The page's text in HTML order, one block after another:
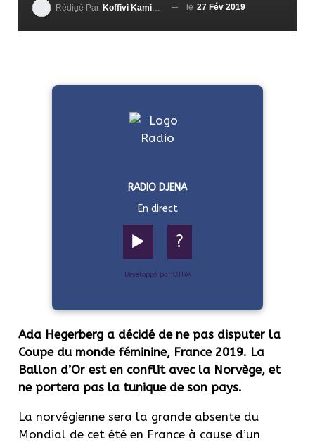
Rédigé Par Koffivi Kami AGBETOU le 27 Fév 2019
RADIO DJENA
En direct
▶️ ?
Développé par OTIYA
Ada Hegerberg a décidé de ne pas disputer la
Coupe du monde féminine, France 2019. La
Ballon d’Or est en conflit avec la Norvège, et
ne portera pas la tunique de son pays.
La norvégienne sera la grande absente du
Mondial de cet été en France à cause d’un